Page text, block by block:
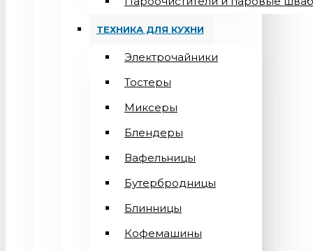
ТЕХНИКА ДЛЯ КУХНИ
Электрочайники
Тостеры
Миксеры
Блендеры
Вафельницы
Бутербродницы
Блинницы
Кофемашины